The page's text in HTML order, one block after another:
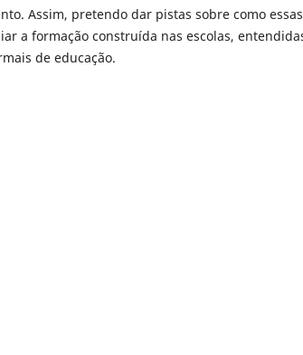
Assim, pretendo dar pistas sobre como
a formação construída nas escolas,
de educação.